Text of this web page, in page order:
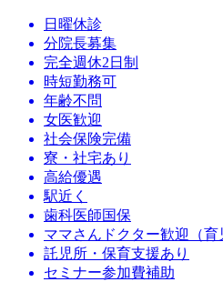
日曜休診
分院長募集
完全週休2日制
時短勤務可
年齢不問
女医歓迎
社会保険完備
寮・社宅あり
高給優遇
駅近く
歯科医師国保
ママさんドクター歓迎（育
託児所・保育支援あり
セミナー参加費補助